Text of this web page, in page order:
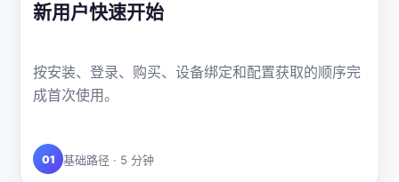
新用户快速开始
按安装、登录、购买、设备绑定和配置获取的顺序完
成首次使用。
01 基础路径 · 5 分钟